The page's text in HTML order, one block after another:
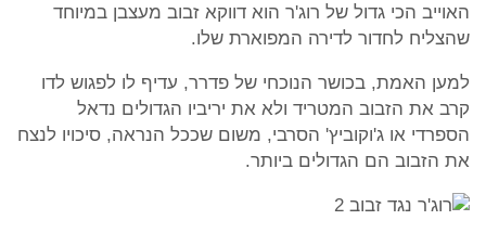
האוייב הכי גדול של רוג'ר הוא דווקא זבוב מעצבן במיוחד
שהצליח לחדור לדירה המפוארת שלו.
למען האמת, בכושר הנוכחי של פדרר, עדיף לו לפגוש לדו
קרב את הזבוב המטריד ולא את יריביו הגדולים נדאל
הספרדי או ג'וקוביץ' הסרבי, משום שככל הנראה, סיכויו לנצח
את הזבוב הם הגדולים ביותר.